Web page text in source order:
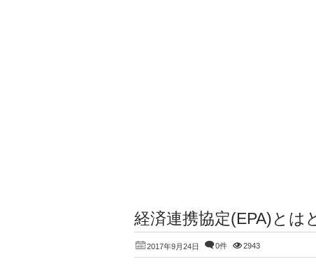
経済連携協定(EPA)とは
2017年9月24日 0件 2943